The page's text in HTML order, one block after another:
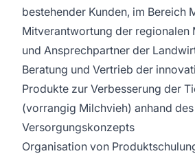
bestehender Kunden, im Bereich
Mitverantwortung der regionalen
und Ansprechpartner der
Beratung und Vertrieb der
Produkte zur Verbesserung der
(vorrangig Milchvieh) anhand
Versorgungskonzepts
Organisation von